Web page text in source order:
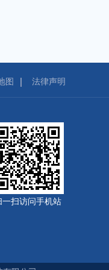
图 法律声明
一扫访问手机站